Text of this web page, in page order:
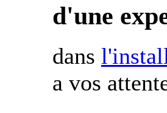
d'une
dans
a vos